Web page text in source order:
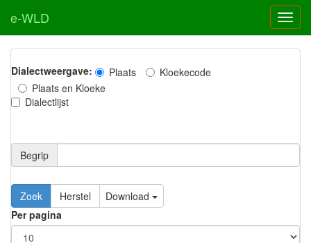
e-WLD
Dialectweergave: Plaats
Kloekecode
Plaats en Kloeke
Dialectlijst
Begrip
Zoek Herstel
Download
Per pagina